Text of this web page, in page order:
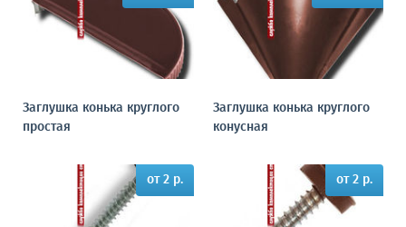
Заглушка конька круглого
простая
Заглушка конька круглого
конусная
от 2 р. от 2 р.